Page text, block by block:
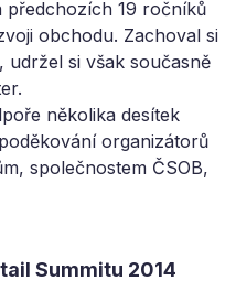
předchozích 19 ročníků
obchodu. Zachoval si
si však současně
několika desítek
organizátorů
společnostem ČSOB,
Summitu 2014